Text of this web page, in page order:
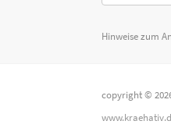
Hinweise zum
copyright ©